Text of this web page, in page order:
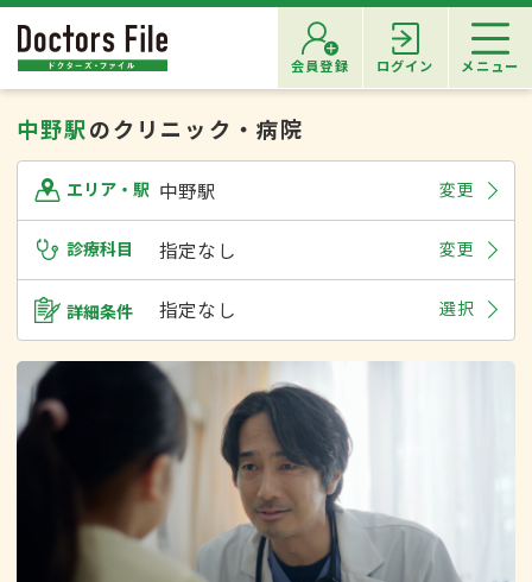
会員登録 ログイン メニュー
中野駅のクリニック・病院
エリア・駅 中野駅 変更
診療科目 指定なし 変更
詳細条件 指定なし 選択